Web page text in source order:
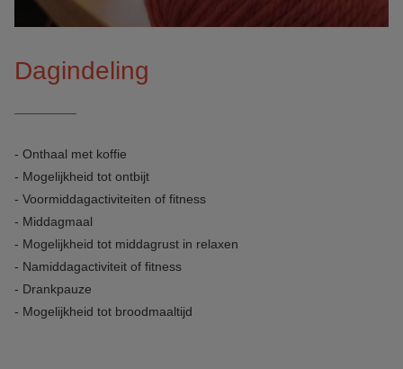
Dagindeling
- Onthaal met koffie
- Mogelijkheid tot ontbijt
- Voormiddagactiviteiten of fitness
- Middagmaal
- Mogelijkheid tot middagrust in relaxen
- Namiddagactiviteit of fitness
- Drankpauze
- Mogelijkheid tot broodmaaltijd